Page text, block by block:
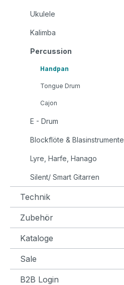
Ukulele
Kalimba
Percussion
Handpan
Tongue Drum
Cajon
E - Drum
Blockflöte & Blasinstrumente
Lyre, Harfe, Hanago
Silent/ Smart Gitarren
Technik
Zubehör
Kataloge
Sale
B2B Login